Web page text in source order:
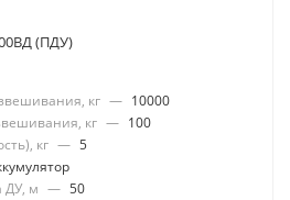
(ПДУ)
кг — 10000
кг — 100
кг — 5
ДУ, м — 50